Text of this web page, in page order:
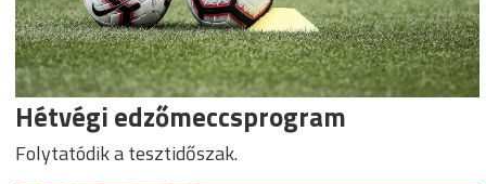
Hétvégi edzőmeccsprogram
Folytatódik a tesztidőszak.